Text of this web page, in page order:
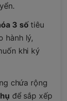
3 sốtiêu
hành lý,
khi ký
chứa rộng
để sắp xếp